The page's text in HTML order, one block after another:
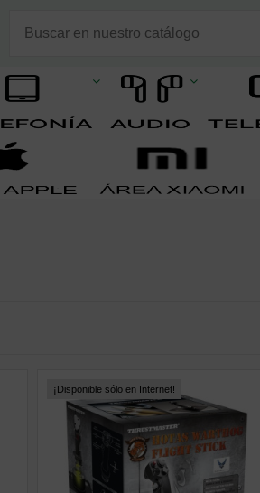
¡Disponible sólo en Internet!